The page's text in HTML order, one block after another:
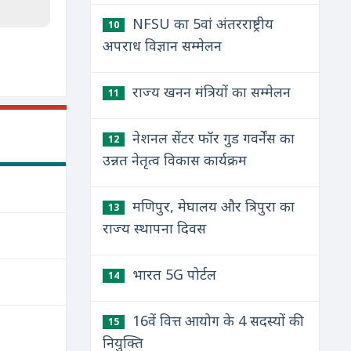
10
NFSU का 5वां अंतरराष्ट्रीय
अपराध विज्ञान सम्मेलन
11 राज्य खनन मंत्रियों का सम्मेलन
12
नेशनल सेंटर फॉर गुड गवर्नेंस का
उन्नत नेतृत्व विकास कार्यक्रम
13
मणिपुर, मेघालय और त्रिपुरा का
राज्य स्थापना दिवस
14 भारत 5G पोर्टल
15
16वें वित्त आयोग के 4 सदस्यों की
नियुक्ति